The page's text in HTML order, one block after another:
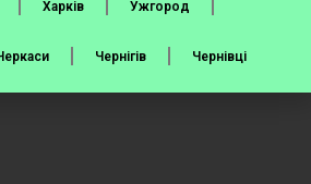
Харків Ужгород
Чернігів Чернівці